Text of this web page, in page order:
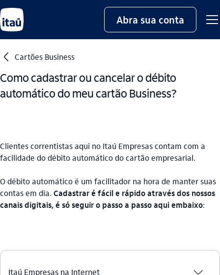
Abra sua conta
seta_esquerda Cartões Business
Como cadastrar ou cancelar o débito
automático do meu cartão Business?
Clientes correntistas aqui no Itaú Empresas contam com a
facilidade do débito automático do cartão empresarial.
O débito automático é um facilitador na hora de manter suas
contas em dia. Cadastrar é fácil e rápido através dos nossos
canais digitais, é só seguir o passo a passo aqui embaixo:
Itaú Empresas na Internet seta_baixo